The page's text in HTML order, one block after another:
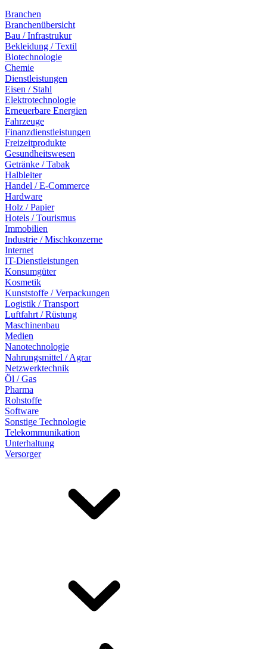
Branchen
Branchenübersicht
Bau / Infrastrukur
Bekleidung / Textil
Biotechnologie
Chemie
Dienstleistungen
Eisen / Stahl
Elektrotechnologie
Erneuerbare Energien
Fahrzeuge
Finanzdienstleistungen
Freizeitprodukte
Gesundheitswesen
Getränke / Tabak
Halbleiter
Handel / E-Commerce
Hardware
Holz / Papier
Hotels / Tourismus
Immobilien
Industrie / Mischkonzerne
Internet
IT-Dienstleistungen
Konsumgüter
Kosmetik
Kunststoffe / Verpackungen
Logistik / Transport
Luftfahrt / Rüstung
Maschinenbau
Medien
Nanotechnologie
Nahrungsmittel / Agrar
Netzwerktechnik
Öl / Gas
Pharma
Rohstoffe
Software
Sonstige Technologie
Telekommunikation
Unterhaltung
Versorger